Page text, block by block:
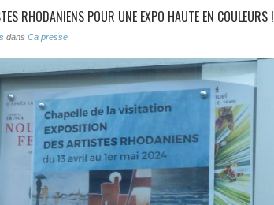
RHODANIENS POUR UNE EXPO HAUTE EN COULEURS !
dans Ca presse